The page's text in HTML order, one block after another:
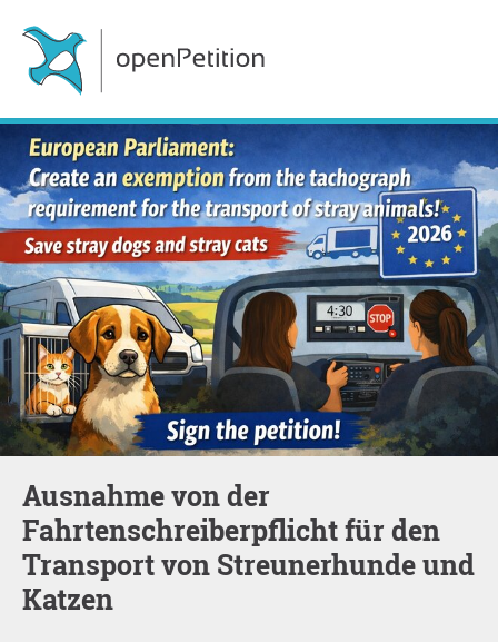
Ausnahme von der
Fahrtenschreiberpflicht für den
Transport von Streunerhunde und
Katzen